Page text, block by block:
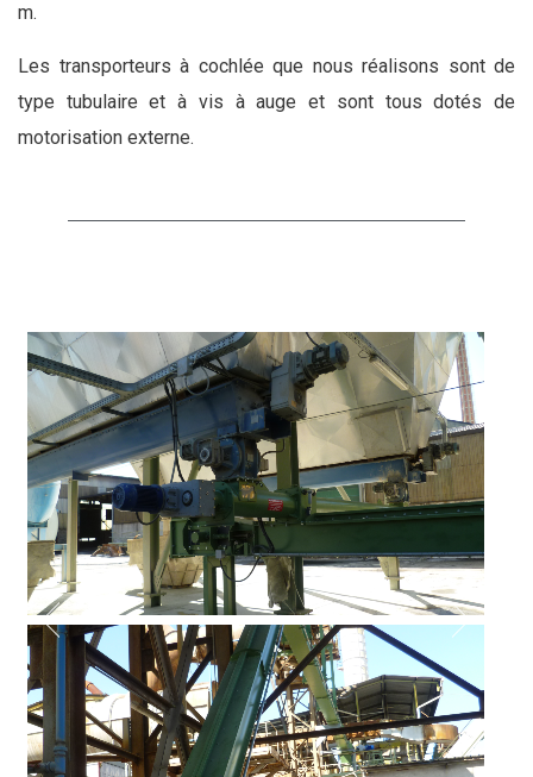
m.
Les transporteurs à cochlée que nous réalisons sont de
type tubulaire et à vis à auge et sont tous dotés de
motorisation externe.